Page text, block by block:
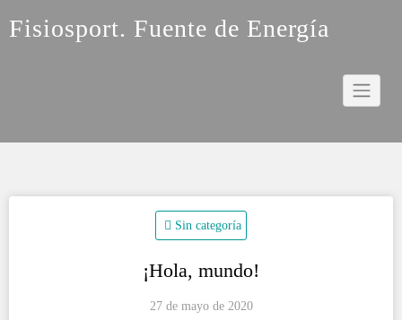
Fisiosport. Fuente de Energía
Sin categoría
¡Hola, mundo!
27 de mayo de 2020